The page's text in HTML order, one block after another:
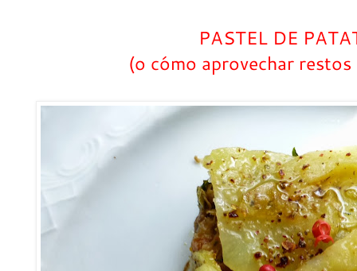
PASTEL DE
(o cómo aprovechar restos